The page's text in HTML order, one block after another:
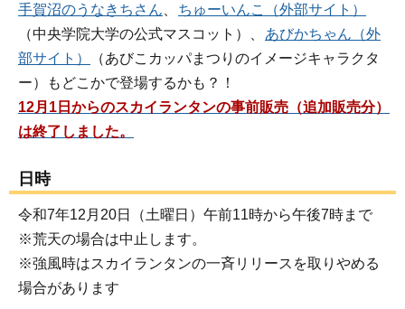
手賀沼のうなきちさん
ちゅーいんこ（外部サイト）
（中央学院大学の公式マスコット）、
あびかちゃん（外
部サイト）
（あびこカッパまつりのイメージキャラクタ
ー）もどこかで登場するかも？！
12月1日からのスカイランタンの事前販売（追加販売分）
は終了しました。
日時
令和7年12月20日（土曜日）午前11時から午後7時まで
※荒天の場合は中止します。
※強風時はスカイランタンの一斉リリースを取りやめる
場合があります